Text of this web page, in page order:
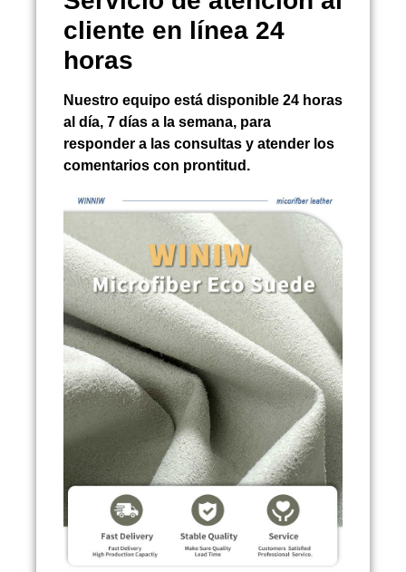
cliente en línea 24
horas
Nuestro equipo está disponible 24 horas
al día, 7 días a la semana, para
responder a las consultas y atender los
comentarios con prontitud.